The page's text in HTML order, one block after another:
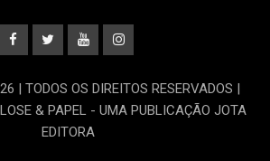
| TODOS OS DIREITOS RESERVADOS |
& PAPEL - UMA PUBLICAÇÃO JOTA
EDITORA